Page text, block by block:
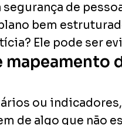
segurança de
bem
Ele pode ser
ou
de algo que não